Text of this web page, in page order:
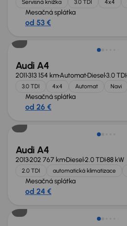
Servisná knižka 3.0 TDI 4x4
Mesačná splátka
od 53 €
Audi A4
2011313 154 kmAutomatDiesel3.0 TDI
3.0 TDI 4x4 Automat Navi
Mesačná splátka
od 26 €
Audi A4
2013202 767 kmDiesel2.0 TDI88 kW
2.0 TDI automatická klimatizace
Mesačná splátka
od 24 €